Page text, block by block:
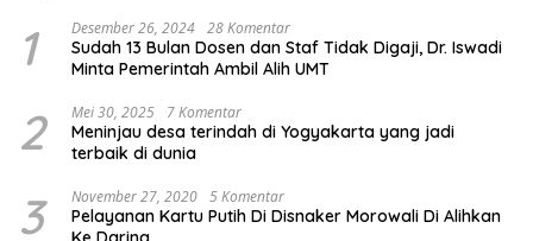
1 Desember 26, 2024 28 Komentar
Sudah 13 Bulan Dosen dan Staf Tidak Digaji, Dr. Iswadi
Minta Pemerintah Ambil Alih UMT
2 Mei 30, 2025 7 Komentar
Meninjau desa terindah di Yogyakarta yang jadi
terbaik di dunia
3 November 27, 2020 5 Komentar
Pelayanan Kartu Putih Di Disnaker Morowali Di Alihkan